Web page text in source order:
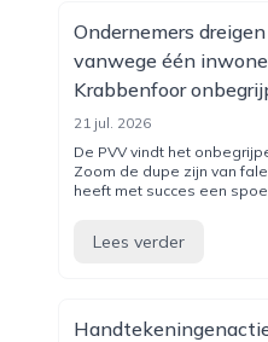
Ondernemers
vanwege één
Krabbenfoor
21 jul. 2026
De PVV vindt het
Zoom de dupe zijn van
heeft met succes een
Lees verder